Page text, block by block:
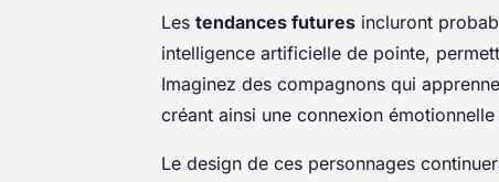
Les tendances futures incluront
intelligence artificielle de pointe,
Imaginez des compagnons qui
créant ainsi une connexion
Le design de ces personnages